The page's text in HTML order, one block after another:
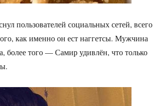
пользователей социальных сетей, всего
как именно он ест наггетсы. Мужчина
более того — Самир удивлён, что только